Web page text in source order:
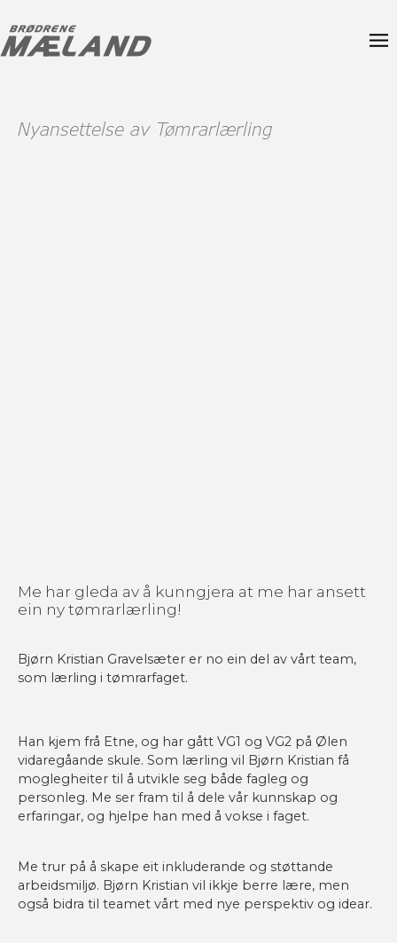
Nyansettelse av Tømrarlærling
Me har gleda av å kunngjera at me har ansett
ein ny tømrarlærling!
Bjørn Kristian Gravelsæter er no ein del av vårt team,
som lærling i tømrarfaget.
Han kjem frå Etne, og har gått VG1 og VG2 på Ølen
vidaregåande skule. Som lærling vil Bjørn Kristian få
moglegheiter til å utvikle seg både fagleg og
personleg. Me ser fram til å dele vår kunnskap og
erfaringar, og hjelpe han med å vokse i faget.
Me trur på å skape eit inkluderande og støttande
arbeidsmiljø. Bjørn Kristian vil ikkje berre lære, men
også bidra til teamet vårt med nye perspektiv og idear.